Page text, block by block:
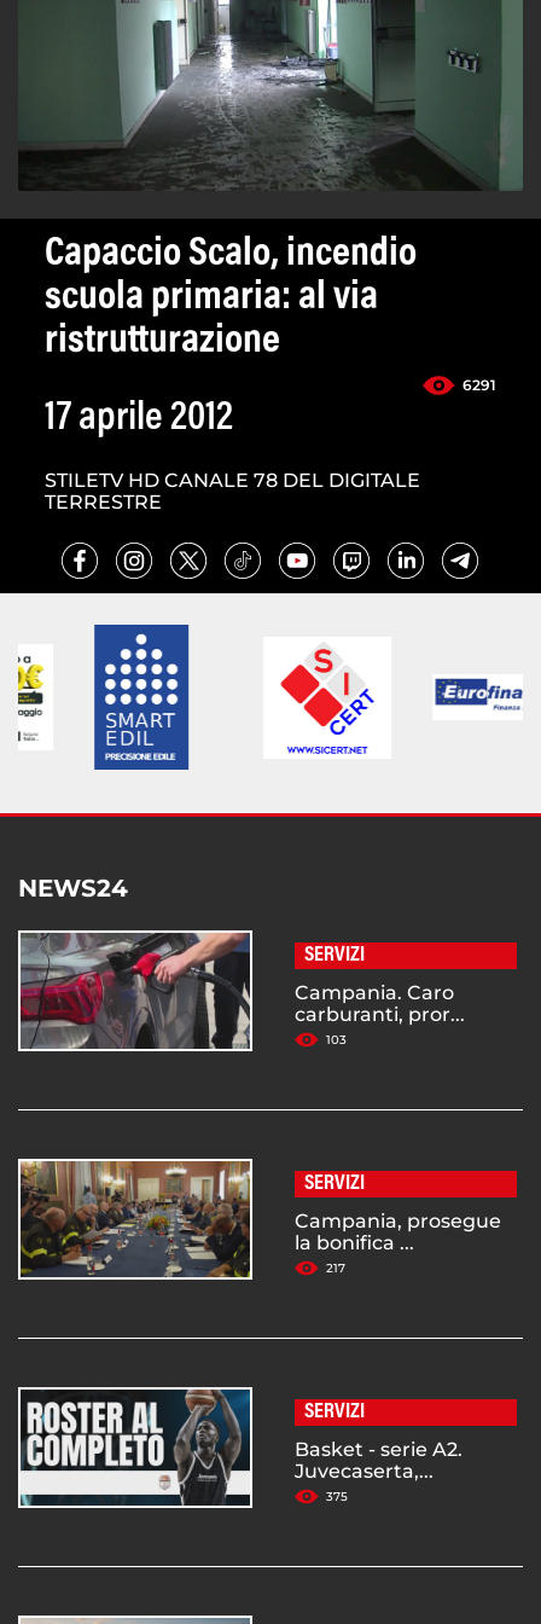
Capaccio Scalo, incendio
scuola primaria: al via
ristrutturazione
6291
17 aprile 2012
STILETV HD CANALE 78 DEL DIGITALE
TERRESTRE
NEWS24
SERVIZI
Campania. Caro
carburanti, pror...
103
SERVIZI
Campania, prosegue
la bonifica ...
217
SERVIZI
Basket - serie A2.
Juvecaserta,...
375